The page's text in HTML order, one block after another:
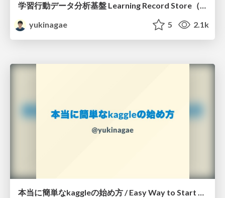
学習行動データ分析基盤 Learning Record Store（LRS）開発事例 / LRS case study
yukinagae
5 2.1k
本当に簡単なkaggleの始め方 / Easy Way to Start Kaggle - short ver.